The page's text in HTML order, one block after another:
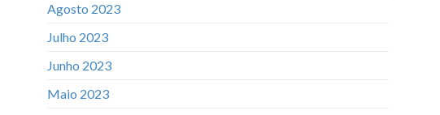
Agosto 2023
Julho 2023
Junho 2023
Maio 2023